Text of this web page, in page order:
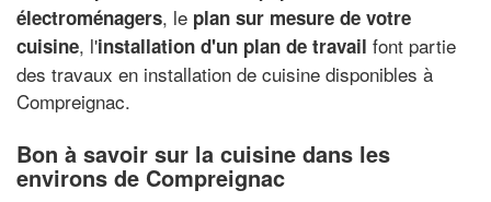
électroménagers, le plan sur mesure de votre
cuisine, l'installation d'un plan de travail font partie
des travaux en installation de cuisine disponibles à
Compreignac.
Bon à savoir sur la cuisine dans les
environs de Compreignac